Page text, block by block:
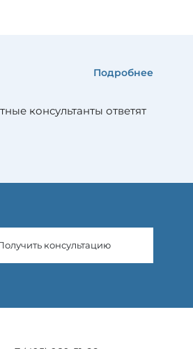
Подробнее
консультанты ответят
консультацию